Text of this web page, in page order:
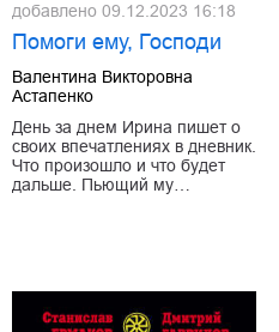
добавлено 09.12.2023 16:18
Помоги ему, Господи
Валентина Викторовна
Астапенко
День за днем Ирина пишет о
своих впечатлениях в дневник.
Что произошло и что будет
дальше. Пьющий му…